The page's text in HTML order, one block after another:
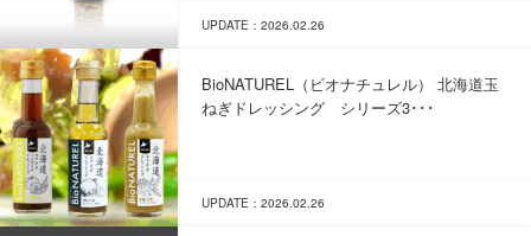
UPDATE：2026.02.26
BioNATUREL（ビオナチュレル） 北海道玉
ねぎドレッシング シリーズ3･･･
UPDATE：2026.02.26